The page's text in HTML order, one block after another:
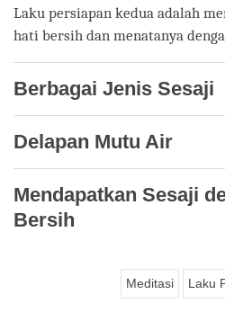
Laku persiapan kedua adalah
hati bersih dan menatanya
Berbagai Jenis Sesaji
Delapan Mutu Air
Mendapatkan Sesaji
Bersih
Meditasi Laku